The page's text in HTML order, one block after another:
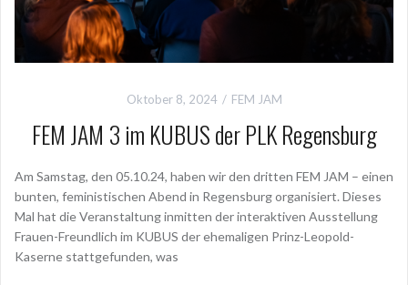
Oktober 8, 2024 FEM JAM
FEM JAM 3 im KUBUS der PLK Regensburg
Am Samstag, den 05.10.24, haben wir den dritten FEM JAM – einen
bunten, feministischen Abend in Regensburg organisiert. Dieses
Mal hat die Veranstaltung inmitten der interaktiven Ausstellung
Frauen-Freundlich im KUBUS der ehemaligen Prinz-Leopold-
Kaserne stattgefunden, was